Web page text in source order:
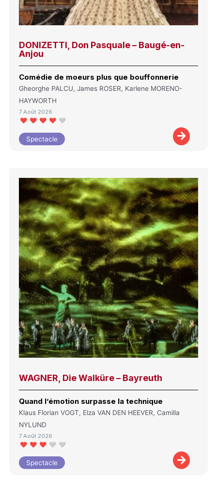
DONIZETTI, Don Pasquale – Baugé-en-
Anjou
Comédie de moeurs plus que bouffonnerie
Gheorghe PALCU, James ROSER, Karlene MORENO-
HAYWORTH
7 Août 2026
Spectacle
WAGNER, Die Walküre – Bayreuth
Quand l’émotion surpasse la technique
Klaus Florian VOGT, Elza VAN DEN HEEVER, Camilla
NYLUND
7 Août 2026
Spectacle